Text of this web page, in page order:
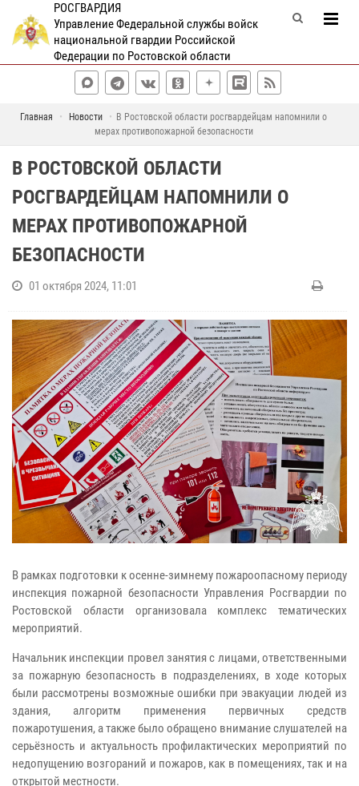
РОСГВАРДИЯ
Управление Федеральной службы войск
национальной гвардии Российской
Федерации по Ростовской области
Главная Новости
В Ростовской области росгвардейцам напомнили о
мерах противопожарной безопасности
В РОСТОВСКОЙ ОБЛАСТИ
РОСГВАРДЕЙЦАМ НАПОМНИЛИ О
МЕРАХ ПРОТИВОПОЖАРНОЙ
БЕЗОПАСНОСТИ
01 октября 2024, 11:01
В рамках подготовки к осенне-зимнему пожароопасному периоду
инспекция пожарной безопасности Управления Росгвардии по
Ростовской области организовала комплекс тематических
мероприятий.
Начальник инспекции провел занятия с лицами, ответственными
за пожарную безопасность в подразделениях, в ходе которых
были рассмотрены возможные ошибки при эвакуации людей из
здания, алгоритм применения первичных средств
пожаротушения, а также было обращено внимание слушателей на
серьёзность и актуальность профилактических мероприятий по
недопущению возгораний и пожаров, как в помещениях, так и на
открытой местности.